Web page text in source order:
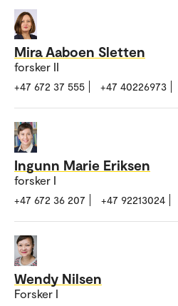
Mira Aaboen Sletten
forsker II
+47 672 37 555 +47 40226973
Ingunn Marie Eriksen
forsker I
+47 672 36 207 +47 92213024
Wendy Nilsen
Forsker I